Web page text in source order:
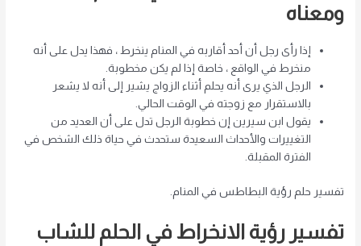
ومعناه
إذا رأى رجل أن أحد أقاربه في المنام ينخرط ، فهذا يدل على أنه
منخرط في الواقع ، خاصة إذا لم يكن مخطوبة.
الرجل الذي يرى أنه يحلم أثناء الزواج يشير إلى أنه لا يشعر
بالاستقرار مع زوجته في الوقت الحالي.
يقول ابن سيرين إن خطوبة الرجل تدل على أن العديد من
التغييرات والأحداث السعيدة ستحدث في حياة ذلك الشخص في
الفترة المقبلة.
تفسير حلم رؤية البطاطس في المنام.
تفسير رؤية الانخراط في الحلم للشاب